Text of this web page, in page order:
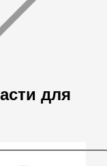
для